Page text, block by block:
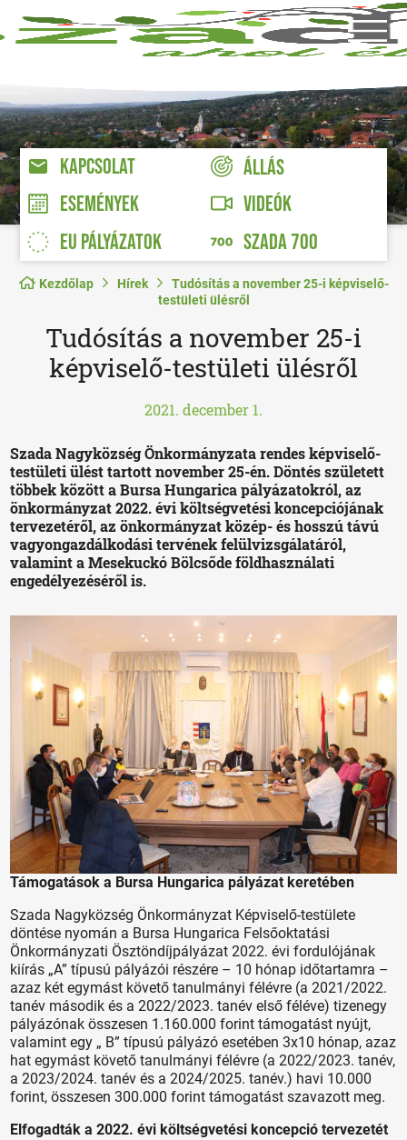
KAPCSOLAT
ÁLLÁS
ESEMÉNYEK
VIDEÓK
EU PÁLYÁZATOK
SZADA 700
Kezdőlap Hírek
Tudósítás a november 25-i képviselő-
testületi ülésről
Tudósítás a november 25-i
képviselő-testületi ülésről
2021. december 1.
Szada Nagyközség Önkormányzata rendes képviselő-
testületi ülést tartott november 25-én. Döntés született
többek között a Bursa Hungarica pályázatokról, az
önkormányzat 2022. évi költségvetési koncepciójának
tervezetéről, az önkormányzat közép- és hosszú távú
vagyongazdálkodási tervének felülvizsgálatáról,
valamint a Mesekuckó Bölcsőde földhasználati
engedélyezéséről is.
Támogatások a Bursa Hungarica pályázat keretében
Szada Nagyközség Önkormányzat Képviselő-testülete
döntése nyomán a Bursa Hungarica Felsőoktatási
Önkormányzati Ösztöndíjpályázat 2022. évi fordulójának
kiírás „A” típusú pályázói részére – 10 hónap időtartamra –
azaz két egymást követő tanulmányi félévre (a 2021/2022.
tanév második és a 2022/2023. tanév első féléve) tizenegy
pályázónak összesen 1.160.000 forint támogatást nyújt,
valamint egy „ B” típusú pályázó esetében 3x10 hónap, azaz
hat egymást követő tanulmányi félévre (a 2022/2023. tanév,
a 2023/2024. tanév és a 2024/2025. tanév.) havi 10.000
forint, összesen 300.000 forint támogatást szavazott meg.
Elfogadták a 2022. évi költségvetési koncepció tervezetét